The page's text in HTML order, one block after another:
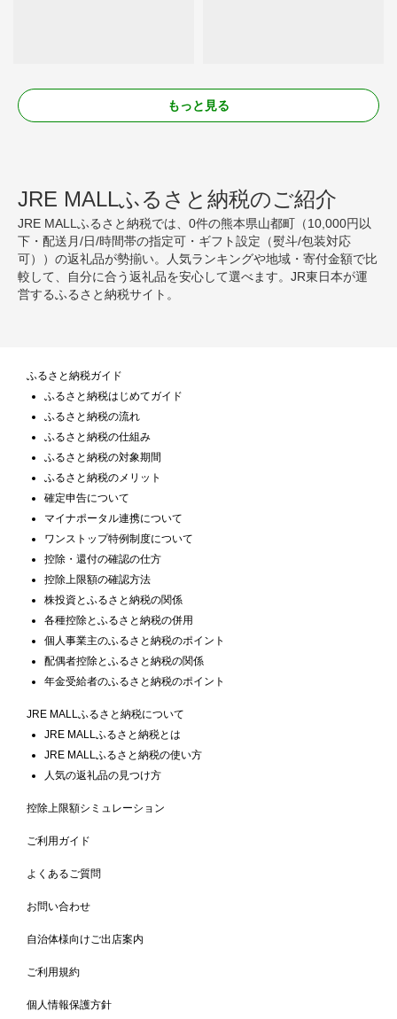
もっと見る
JRE MALLふるさと納税のご紹介
JRE MALLふるさと納税では、0件の熊本県山都町（10,000円以
下・配送月/日/時間帯の指定可・ギフト設定（熨斗/包装対応
可））の返礼品が勢揃い。人気ランキングや地域・寄付金額で比
較して、自分に合う返礼品を安心して選べます。JR東日本が運
営するふるさと納税サイト。
ふるさと納税ガイド
ふるさと納税はじめてガイド
ふるさと納税の流れ
ふるさと納税の仕組み
ふるさと納税の対象期間
ふるさと納税のメリット
確定申告について
マイナポータル連携について
ワンストップ特例制度について
控除・還付の確認の仕方
控除上限額の確認方法
株投資とふるさと納税の関係
各種控除とふるさと納税の併用
個人事業主のふるさと納税のポイント
配偶者控除とふるさと納税の関係
年金受給者のふるさと納税のポイント
JRE MALLふるさと納税について
JRE MALLふるさと納税とは
JRE MALLふるさと納税の使い方
人気の返礼品の見つけ方
控除上限額シミュレーション
ご利用ガイド
よくあるご質問
お問い合わせ
自治体様向けご出店案内
ご利用規約
個人情報保護方針